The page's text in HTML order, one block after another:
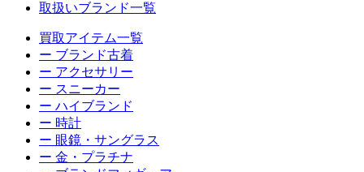
取扱いブランド一覧
買取アイテム一覧
ー ブランド古着
ー アクセサリー
ー スニーカー
ー ハイブランド
ー 時計
ー 眼鏡・サングラス
ー 金・プラチナ